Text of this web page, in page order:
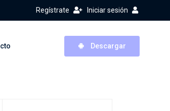
Regístrate Iniciar sesión
Descargar